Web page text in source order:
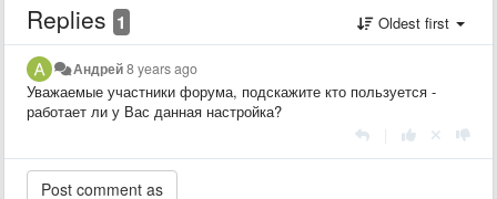
Replies 1 Oldest first
Андрей8 years ago
Уважаемые участники форума, подскажите кто пользуется -
работает ли у Вас данная настройка?